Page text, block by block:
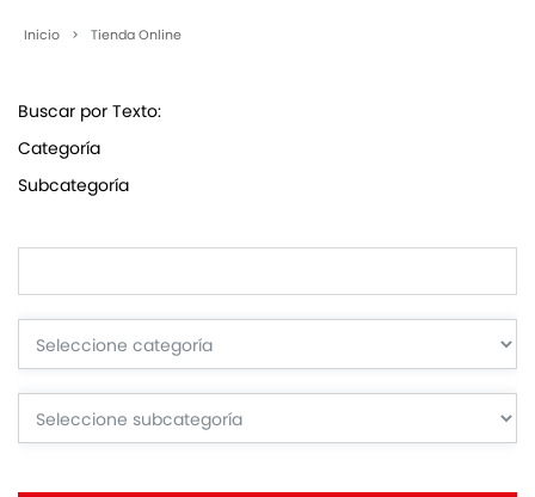
Inicio > Tienda Online
Buscar por Texto:
Categoría
Subcategoría